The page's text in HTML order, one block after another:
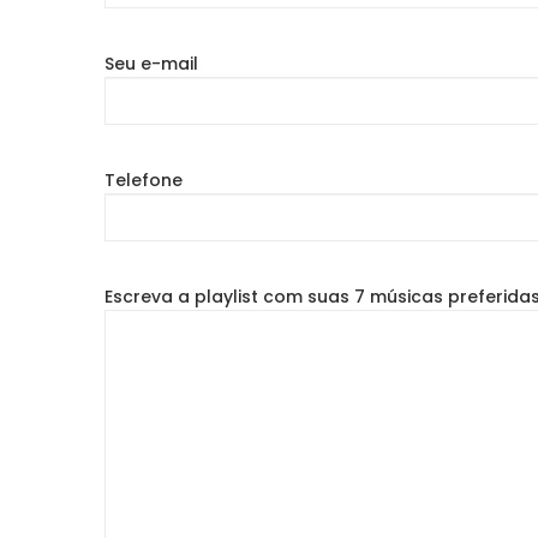
Seu e-mail
Telefone
Escreva a playlist com suas 7 músicas